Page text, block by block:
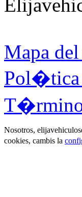
Mapa
Pol�tica
Nosotros,
cookies, cambis la